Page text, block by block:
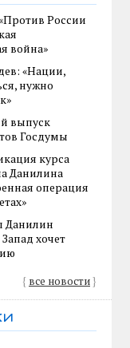
России
война»
«Нации,
нужно
выпуск
Госдумы
курса
Данилина
операция
Данилин
хочет
{ все новости}